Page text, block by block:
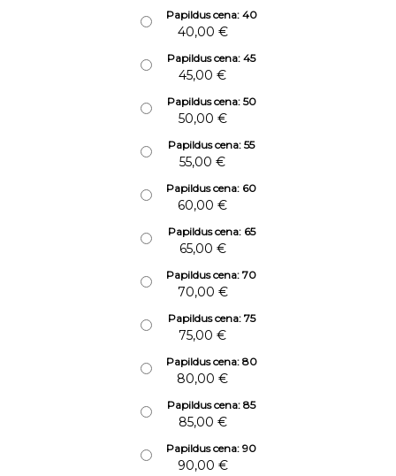
Papildus cena: 40
40,00 €
Papildus cena: 45
45,00 €
Papildus cena: 50
50,00 €
Papildus cena: 55
55,00 €
Papildus cena: 60
60,00 €
Papildus cena: 65
65,00 €
Papildus cena: 70
70,00 €
Papildus cena: 75
75,00 €
Papildus cena: 80
80,00 €
Papildus cena: 85
85,00 €
Papildus cena: 90
90,00 €